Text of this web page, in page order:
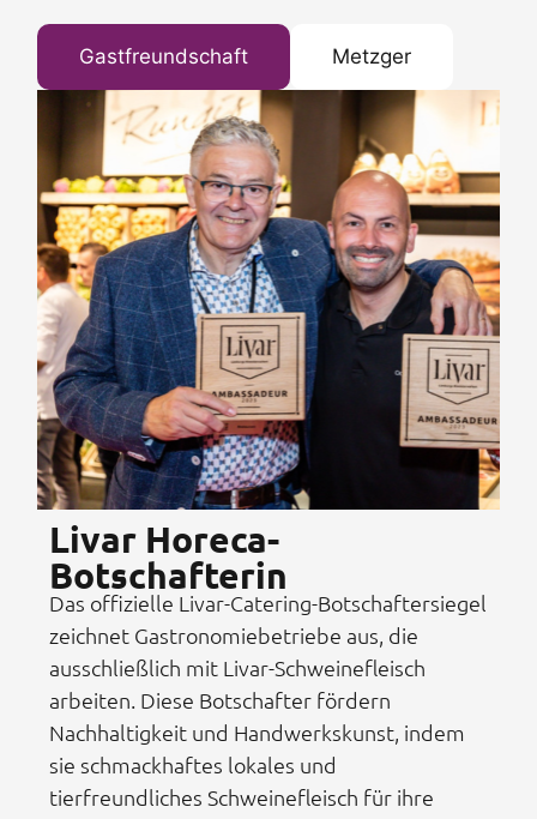
Gastfreundschaft Metzger
Livar Horeca-
Botschafterin
Das offizielle Livar-Catering-Botschaftersiegel
zeichnet Gastronomiebetriebe aus, die
ausschließlich mit Livar-Schweinefleisch
arbeiten. Diese Botschafter fördern
Nachhaltigkeit und Handwerkskunst, indem
sie schmackhaftes lokales und
tierfreundliches Schweinefleisch für ihre